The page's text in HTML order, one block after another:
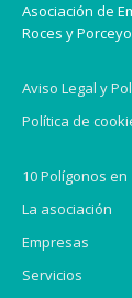
Asociación de
Roces y Porceyo
Aviso Legal y
Política de
10 Polígonos en
La asociación
Empresas
Servicios